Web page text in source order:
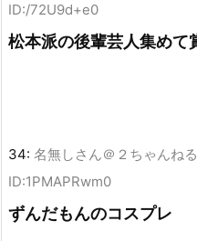
ID:/72U9d+e0
松本派の後輩芸人集めて
34: 名無しさん＠２ちゃんねる
ID:1PMAPRwm0
ずんだもんのコスプレ